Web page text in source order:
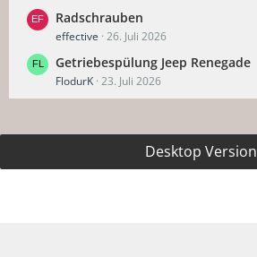
Radschrauben
effective 26. Juli 2026
Getriebespülung Jeep Renegade
FlodurK 23. Juli 2026
Desktop Version